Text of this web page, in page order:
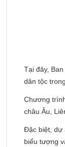
Tại đây,
dân tộc
Chương
châu Âu,
Đặc biệt, dự
biểu tượng